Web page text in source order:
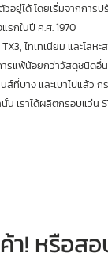
วอยู่ได้ โดยเริ่มจากกา
รกในปี ค.ศ. 1970
TX3, ไทเทเนียม และโ
รแพ้น้อยกว่าวัสดุชนิดอื่น
ส์ที่บาง และเบาไปแล้ว
เราได้ผลิตกรอบแว่น
า! หรือส